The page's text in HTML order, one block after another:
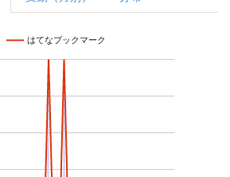
はてなブックマーク